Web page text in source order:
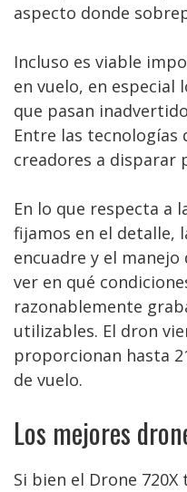
aspecto donde
Incluso es viable
en vuelo, en especial
que pasan
Entre las tecnologías
creadores a disparar
En lo que respecta a
fijamos en el detalle,
encuadre y el
ver en qué
razonablemente
utilizables. El dron
proporcionan hasta
de vuelo.
Los mejores
Si bien el Drone